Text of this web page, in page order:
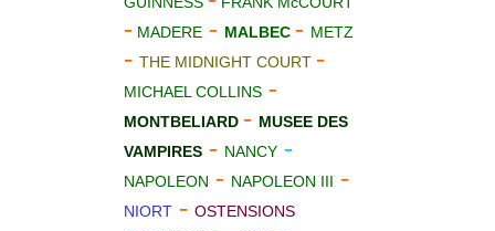
- MADERE - MALBEC - METZ
- THE MIDNIGHT COURT -
MICHAEL COLLINS -
MONTBELIARD - MUSEE DES
VAMPIRES - NANCY -
NAPOLEON - NAPOLEON III -
NIORT - OSTENSIONS